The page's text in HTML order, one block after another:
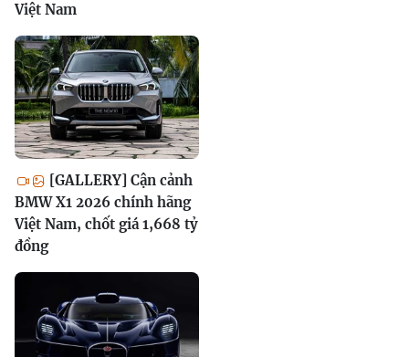
Việt Nam
[GALLERY] Cận cảnh
BMW X1 2026 chính hãng
Việt Nam, chốt giá 1,668 tỷ
đồng